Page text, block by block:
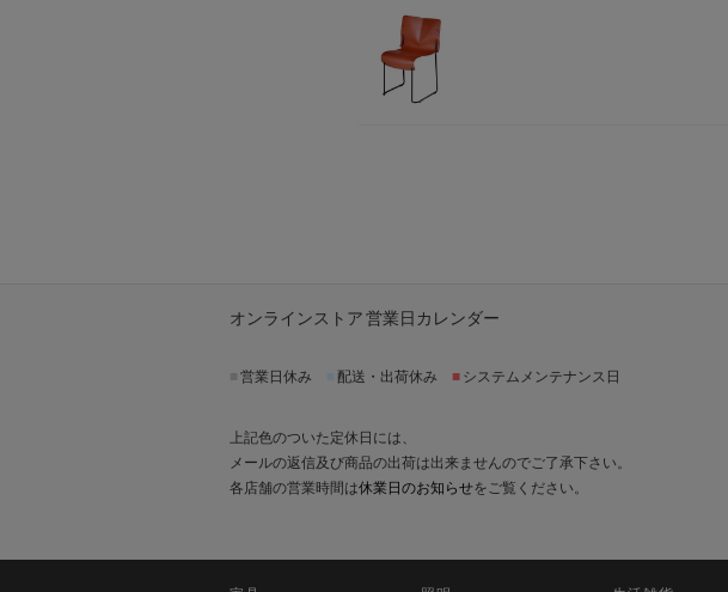
オンラインストア 営業日カレンダー
営業日休み 配送・出荷休み ■ システムメンテナンス日
上記色のついた定休日には、
メールの返信及び商品の出荷は出来ませんのでご了承下さい。
各店舗の営業時間は休業日のお知らせをご覧ください。